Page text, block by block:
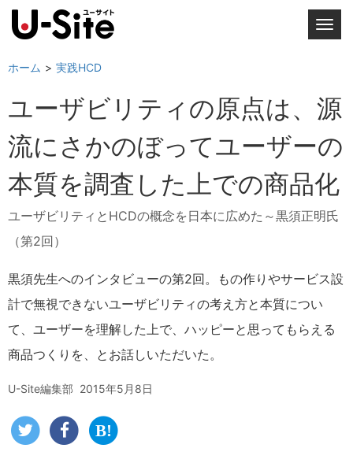
T
l
e
n
a
v
g
i
ホーム 実践HCD
ユーザビリティの原点は、源
流にさかのぼってユーザーの
本質を調査した上での商品化
ユーザビリティとHCDの概念を日本に広めた～黒須正明氏
（第2回）
黒須先生へのインタビューの第2回。もの作りやサービス設
計で無視できないユーザビリティの考え方と本質につい
て、ユーザーを理解した上で、ハッピーと思ってもらえる
商品つくりを、とお話しいただいた。
U-Site編集部 2015年5月8日